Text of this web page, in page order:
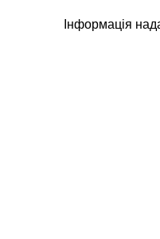
Інформація